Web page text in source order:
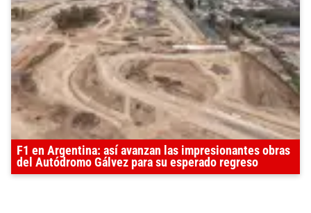
F1 en Argentina: así avanzan las impresionantes obras
del Autódromo Gálvez para su esperado regreso